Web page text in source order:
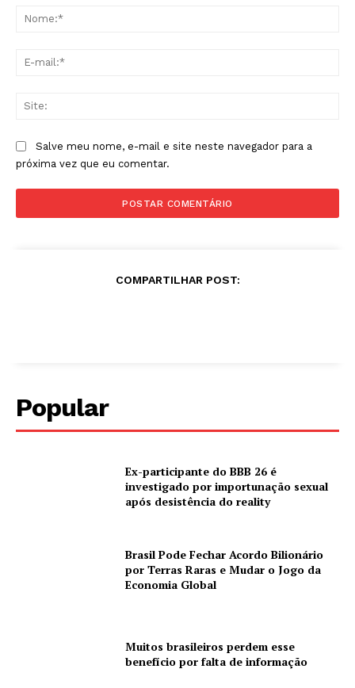
Salve meu nome, e-mail e site neste navegador para a
próxima vez que eu comentar.
COMPARTILHAR POST:
Popular
Ex-participante do BBB 26 é
investigado por importunação sexual
após desistência do reality
Brasil Pode Fechar Acordo Bilionário
por Terras Raras e Mudar o Jogo da
Economia Global
Muitos brasileiros perdem esse
benefício por falta de informação